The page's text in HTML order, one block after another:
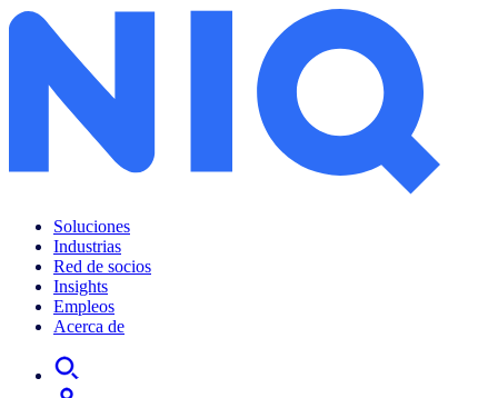
Soluciones
Industrias
Red de socios
Insights
Empleos
Acerca de